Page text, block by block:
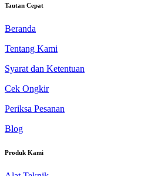
Tautan Cepat
Beranda
Tentang Kami
Syarat dan Ketentuan
Cek Ongkir
Periksa Pesanan
Blog
Produk Kami